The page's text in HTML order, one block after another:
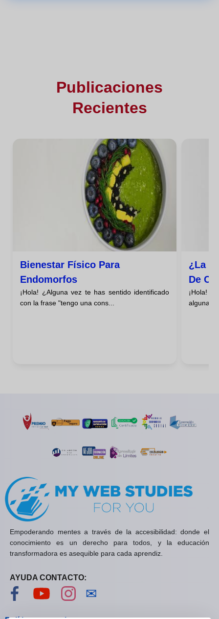
Publicaciones
Recientes
Bienestar Físico Para
Endomorfos
¡Hola! ¿Alguna vez te has sentido identificado
con la frase "tengo una cons...
¿la
De
¡Hola!
algunas
Empoderando mentes a través de la accesibilidad: donde el
conocimiento es un derecho para todos, y la educación
transformadora es asequible para cada aprendiz.
AYUDA CONTACTO:
Visítanos en Facebook
Visítanos en YouTube
Visítanos en Instagram
✉